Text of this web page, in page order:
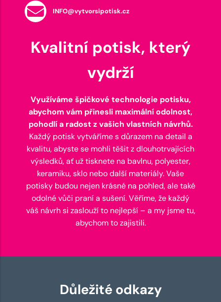
INFO@vytvorsipotisk.cz
Kvalitní potisk, který
vydrží
Využíváme špičkové technologie potisku,
abychom vám přinesli maximální odolnost,
pohodlí a radost z vašich vlastních návrhů.
Každý potisk vytváříme s důrazem na detail a
kvalitu, abyste se mohli těšit z dlouhotrvajících
výsledků, ať už tisknete na bavlnu, polyester,
keramiku, sklo nebo další materiály. Vaše
potisky budou nejen krásné na pohled, ale také
odolné vůči praní a sušení. Věříme, že každý
váš návrh si zaslouží to nejlepší – a my jsme tu,
abychom to zajistili.
Důležité odkazy